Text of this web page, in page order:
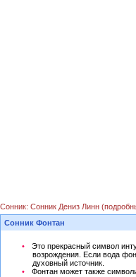
Сонник: Сонник Дениз Линн
Сонник Фонтан
Это прекрасный символ
возрождения. Если вода
духовный источник.
Фонтан может также